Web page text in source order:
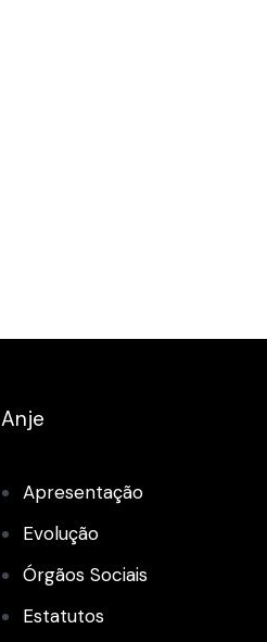
Anje
Apresentação
Evolução
Órgãos Sociais
Estatutos